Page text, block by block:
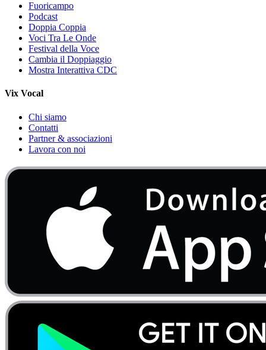
Fuoricampo
Podcast
Doppia Coppia
Voci Tra Le Onde
Festival della Voce
Cambia il Doppiaggio
Mostra Interattiva CDC
Vix Vocal
Chi siamo
Contatti
Partner & associazioni
Lavora con noi